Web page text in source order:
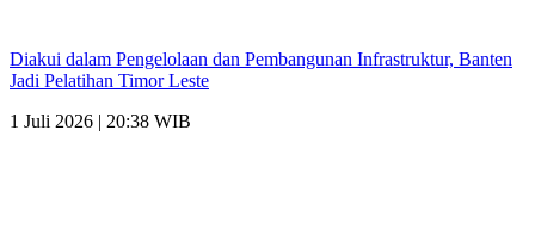
Diakui dalam Pengelolaan dan Pembangunan Infrastruktur, Banten
Jadi Pelatihan Timor Leste
1 Juli 2026 | 20:38 WIB